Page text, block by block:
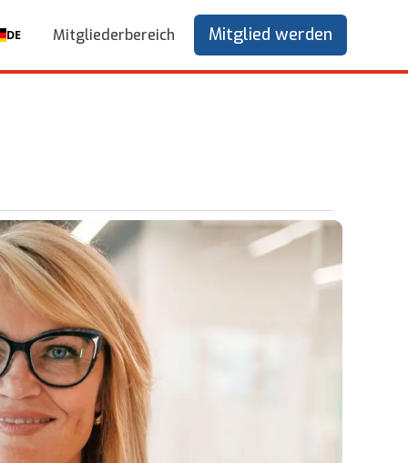
DE Mitgliederbereich Mitglied werden